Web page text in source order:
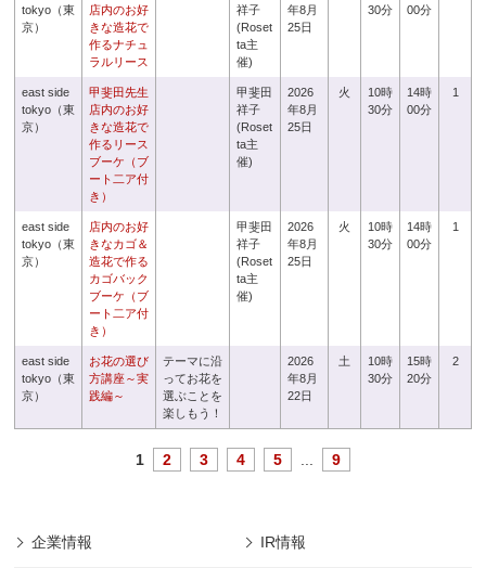
tokyo（東
京）
店内のお好
きな造花で
作るナチュ
ラルリース
祥子
(Roset
ta主
催)
年8月
25日
30分
00分
east side
tokyo（東
京）
甲斐田先生
店内のお好
きな造花で
作るリース
ブーケ（ブ
ート二ア付
き）
甲斐田
祥子
(Roset
ta主
催)
2026
年8月
25日
火
10時
30分
14時
00分
1
east side
tokyo（東
京）
店内のお好
きなカゴ＆
造花で作る
カゴバック
ブーケ（ブ
ート二ア付
き）
甲斐田
祥子
(Roset
ta主
催)
2026
年8月
25日
火
10時
30分
14時
00分
1
east side
tokyo（東
京）
お花の選び
方講座～実
践編～
テーマに沿
ってお花を
選ぶことを
楽しもう！
2026
年8月
22日
土
10時
30分
15時
20分
2
1 2 3 4 5 9
企業情報 IR情報